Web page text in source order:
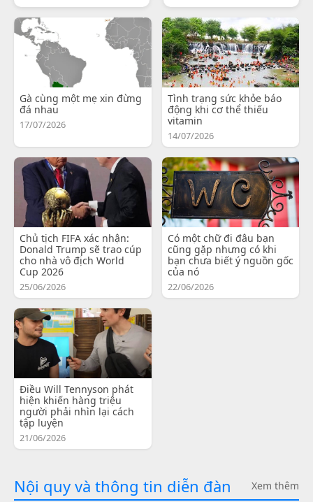
Gà cùng một mẹ xin đừng
đá nhau
17/07/2026
Tình trạng sức khỏe báo
động khi cơ thể thiếu
vitamin
14/07/2026
Chủ tịch FIFA xác nhận:
Donald Trump sẽ trao cúp
cho nhà vô địch World
Cup 2026
25/06/2026
Có một chữ đi đâu bạn
cũng gặp nhưng có khi
bạn chưa biết ý nguồn gốc
của nó
22/06/2026
Điều Will Tennyson phát
hiện khiến hàng triệu
người phải nhìn lại cách
tập luyện
21/06/2026
Nội quy và thông tin diễn đàn Xem thêm